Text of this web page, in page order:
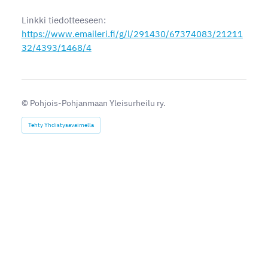
Linkki tiedotteeseen:
https://www.emaileri.fi/g/l/291430/67374083/21211
32/4393/1468/4
© Pohjois-Pohjanmaan Yleisurheilu ry.
Tehty Yhdistysavaimella